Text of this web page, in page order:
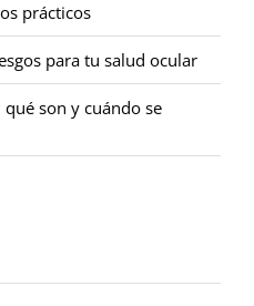
prácticos
para tu salud ocular
son y cuándo se